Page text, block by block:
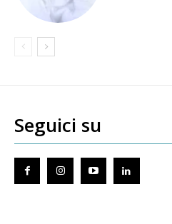
Seguici su